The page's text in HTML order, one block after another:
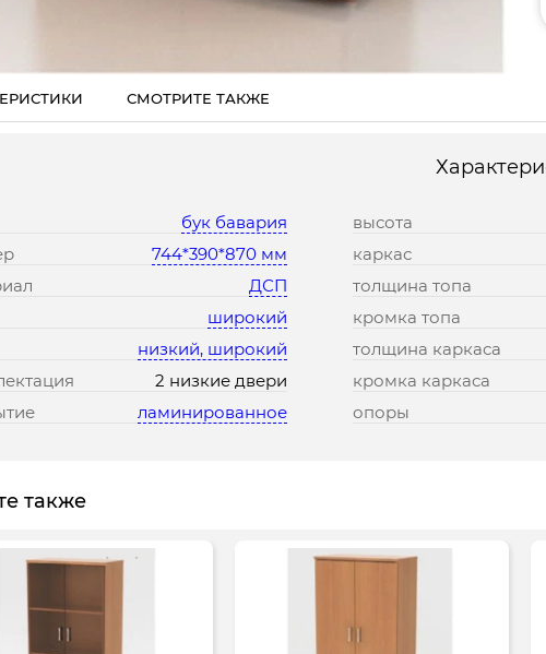
СМОТРИТЕ ТАКЖЕ
бук бавария
744*390*870 мм
ДСП
широкий
низкий, широкий
2 низкие двери
ламинированное
высота
каркас
толщина топа
кромка топа
толщина каркаса
кромка каркаса
опоры
также